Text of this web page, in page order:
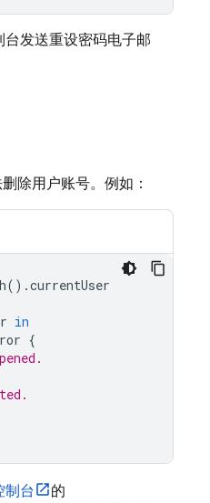
台发送重设密码电子邮
除用户账号。例如：
().currentUser
in
{
制台
的